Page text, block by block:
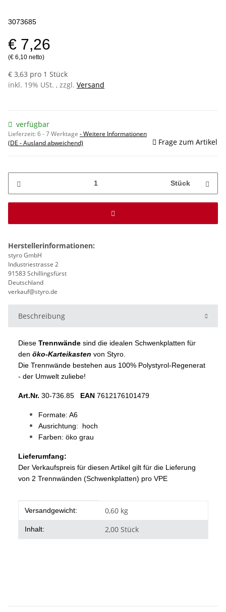
3073685
€ 7,26
(€ 6,10 netto)
€ 3,63 pro 1 Stück
inkl. 19% USt. , zzgl. Versand
verfügbar
Lieferzeit:6 - 7 Werktage - Weitere Informationen
(DE - Ausland abweichend)
Frage zum Artikel
Stück
Herstellerinformationen:
styro GmbH
Industriestrasse 2
91583 Schillingsfürst
Deutschland
verkauf@styro.de
Beschreibung
Diese Trennwände sind die idealen Schwenkplatten für
den öko-Karteikasten von Styro.
Die Trennwände bestehen aus 100% Polystyrol-Regenerat
- der Umwelt zuliebe!
Art.Nr. 30-736.85 EAN 7612176101479
Formate: A6
Ausrichtung: hoch
Farben: öko grau
Lieferumfang:
Der Verkaufspreis für diesen Artikel gilt für die Lieferung
von 2 Trennwänden (Schwenkplatten) pro VPE
Produkteigenschaft
Wert
Versandgewicht: 0,60 kg
Inhalt: 2,00 Stück